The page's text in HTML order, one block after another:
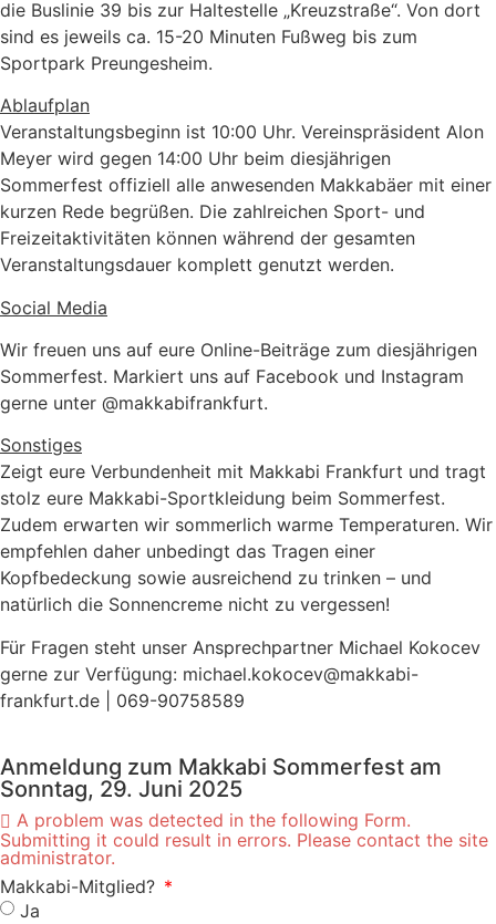
die Buslinie 39 bis zur Haltestelle „Kreuzstraße“. Von dort
sind es jeweils ca. 15-20 Minuten Fußweg bis zum
Sportpark Preungesheim.
Ablaufplan
Veranstaltungsbeginn ist 10:00 Uhr. Vereinspräsident Alon
Meyer wird gegen 14:00 Uhr beim diesjährigen
Sommerfest offiziell alle anwesenden Makkabäer mit einer
kurzen Rede begrüßen. Die zahlreichen Sport- und
Freizeitaktivitäten können während der gesamten
Veranstaltungsdauer komplett genutzt werden.
Social Media
Wir freuen uns auf eure Online-Beiträge zum diesjährigen
Sommerfest. Markiert uns auf Facebook und Instagram
gerne unter @makkabifrankfurt.
Sonstiges
Zeigt eure Verbundenheit mit Makkabi Frankfurt und tragt
stolz eure Makkabi-Sportkleidung beim Sommerfest.
Zudem erwarten wir sommerlich warme Temperaturen. Wir
empfehlen daher unbedingt das Tragen einer
Kopfbedeckung sowie ausreichend zu trinken – und
natürlich die Sonnencreme nicht zu vergessen!
Für Fragen steht unser Ansprechpartner Michael Kokocev
gerne zur Verfügung: michael.kokocev@makkabi-
frankfurt.de | 069-90758589
Anmeldung zum Makkabi Sommerfest am
Sonntag, 29. Juni 2025
A problem was detected in the following Form.
Submitting it could result in errors. Please contact the site
administrator.
Makkabi-Mitglied?
Ja